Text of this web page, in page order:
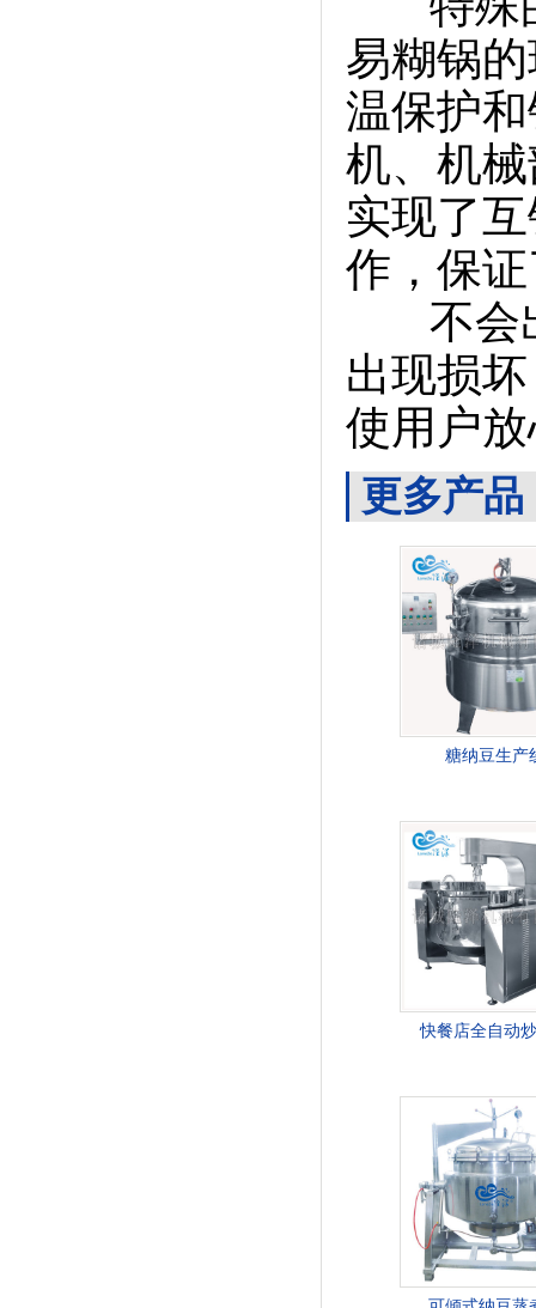
易糊锅
温保护
机、机
实现了
作，保
不会出
出现损
使用户
更多产品
糖纳豆生产
快餐店全自动